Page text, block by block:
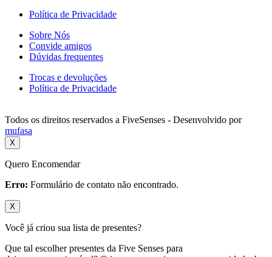
Política de Privacidade
Sobre Nós
Convide amigos
Dúvidas frequentes
Trocas e devoluções
Política de Privacidade
Todos os direitos reservados a FiveSenses - Desenvolvido por
mufasa
X
Quero Encomendar
Erro: Formulário de contato não encontrado.
X
Você já criou sua lista de presentes?
Que tal escolher presentes da Five Senses para